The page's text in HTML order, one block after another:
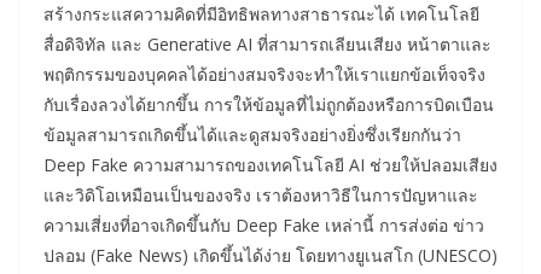
สร้างกระแสความคิดที่มีอิทธิพลทางสาธารณะได้ เทคโนโลยี
สื่อดิจิทัล และ Generative AI ที่สามารถเลียนเสียง หน้าตาและ
พฤติกรรมของบุคคลได้อย่างสมจริงจะทำให้เราแยกข้อเท็จจริง
กับเรื่องลวงได้ยากขึ้น การให้ข้อมูลที่ไม่ถูกต้องหรือการบิดเบือน
ข้อมูลสามารถเกิดขึ้นได้และดูสมจริงอย่างยิ่งซึ่งเรียกกันว่า
Deep Fake ความสามารถของเทคโนโลยี AI ช่วยให้ปลอมเสียง
และวิดิโอเหมือนเป็นของจริง เราต้องหาวิธีในการปัญหาและ
ความเสี่ยงที่อาจเกิดขึ้นกับ Deep Fake เหล่านี้ การส่งต่อ ข่าว
ปลอม (Fake News) เกิดขึ้นได้ง่าย โดยทางยูเนสโก (UNESCO)